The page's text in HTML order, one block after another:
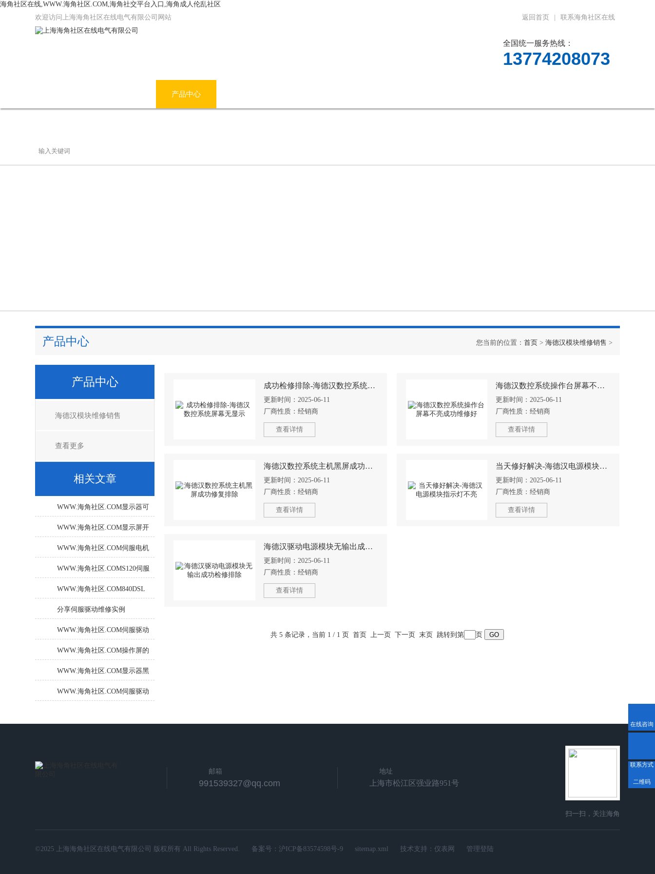
海角社区在线,WWW.海角社区.COM,海角社交平台入口,海角成人伦乱社区
欢迎访问上海海角社区在线电气有限公司网站
返回首页 联系海角社区在线
全国统一服务热线：
13774208073
产品中心
产品中心 您当前的位置： 首页 > 海德汉模块维修销售 >
产品中心
海德汉模块维修销售
查看更多
相关文章
WWW.海角社区.COM显示器可
不只是您想象的那么简单！
WWW.海角社区.COM显示屏开
机不亮无反应（三小时可帮你
WWW.海角社区.COM伺服电机
的常见故障与维修策略
WWW.海角社区.COMS120伺服
控制器报F31885怎么办？
WWW.海角社区.COM840DSL
系统报25201伺服故障检修处理
分享伺服驱动维修实例
WWW.海角社区.COM伺服驱动
器维修小技巧，您都了解吗？
WWW.海角社区.COM操作屏的
显示屏技术是什么？如何进行
WWW.海角社区.COM显示器黑
屏分析及修复
WWW.海角社区.COM伺服驱动
成功检修排除-海德汉数控系统屏幕无显示
更新时间： 2025-06-11
厂商性质： 经销商
查看详情
海德汉数控系统操作台屏幕不亮成功维修好
更新时间：2025-06-11
厂商性质：经销商
查看详情
海德汉数控系统主机黑屏成功修复排除
更新时间： 2025-06-11
厂商性质： 经销商
查看详情
当天修好解决-海德汉电源模块指示灯不亮
更新时间：2025-06-11
厂商性质：经销商
查看详情
海德汉驱动电源模块无输出成功检修排除
更新时间： 2025-06-11
厂商性质： 经销商
查看详情
共 5 条记录，当前 1 / 1 页 首页 上一页 下一页 末页 跳转到第 页
邮箱
991539327@qq.com
地址
上海市松江区强业路951号
扫一扫，关注海角
©2025 上海海角社区在线电气有限公司 版权所有 All Rights Reserved. 备案号： 沪ICP备83574598号-9 sitemap.xml 技术支持： 仪表网 管理登陆
在线咨询
联系方式
二维码